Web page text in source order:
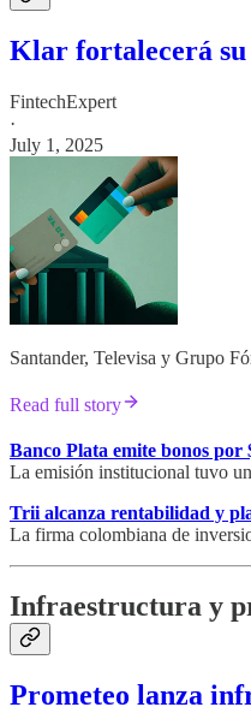
Klar fortalecerá su
FintechExpert
·
July 1, 2025
Santander, Televisa y Grupo
Read full story
Banco Plata emite bonos
La emisión institucional tuvo
Trii alcanza rentabilidad y
La firma colombiana de
Infraestructura y
Prometeo lanza